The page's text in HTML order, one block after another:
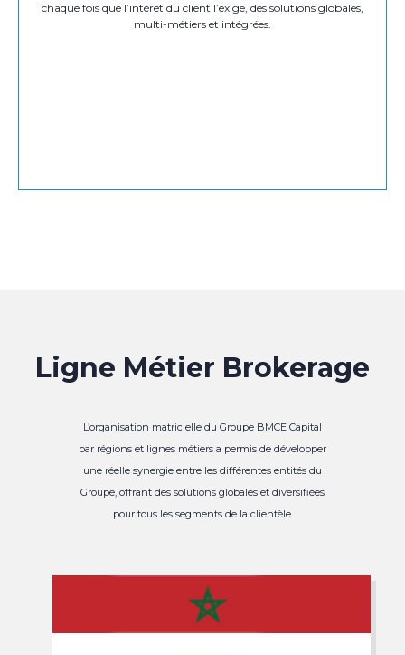
chaque fois que l’intérêt du client l’exige, des solutions globales,
multi-métiers et intégrées.
Ligne Métier Brokerage
L’organisation matricielle du Groupe BMCE Capital
par régions et lignes métiers a permis de développer
une réelle synergie entre les différentes entités du
Groupe, offrant des solutions globales et diversifiées
pour tous les segments de la clientèle.